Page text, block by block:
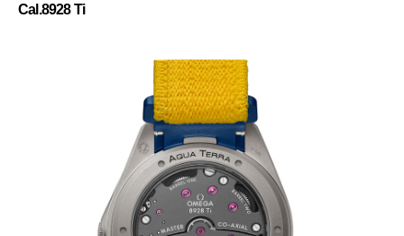
Cal.8928 Ti